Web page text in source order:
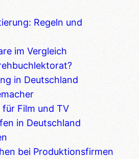
Regeln und
im Vergleich
in Deutschland
Film und TV
in Deutschland
bei Produktionsfirmen